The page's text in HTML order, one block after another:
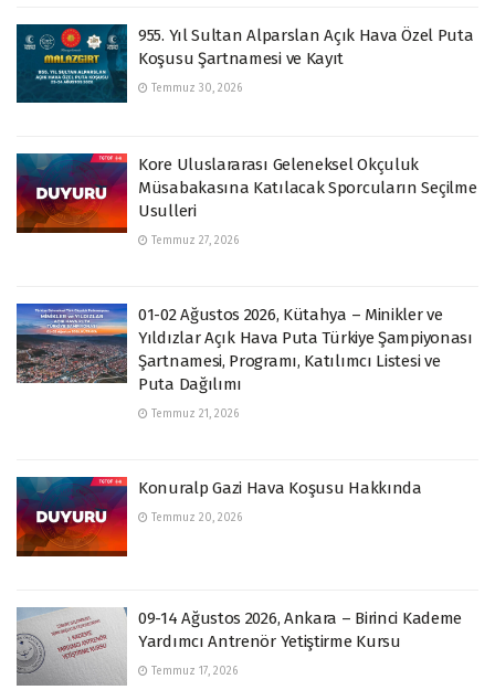
955. Yıl Sultan Alparslan Açık Hava Özel Puta
Koşusu Şartnamesi ve Kayıt
Temmuz 30, 2026
Kore Uluslararası Geleneksel Okçuluk
Müsabakasına Katılacak Sporcuların Seçilme
Usulleri
Temmuz 27, 2026
01-02 Ağustos 2026, Kütahya – Minikler ve
Yıldızlar Açık Hava Puta Türkiye Şampiyonası
Şartnamesi, Programı, Katılımcı Listesi ve
Puta Dağılımı
Temmuz 21, 2026
Konuralp Gazi Hava Koşusu Hakkında
Temmuz 20, 2026
09-14 Ağustos 2026, Ankara – Birinci Kademe
Yardımcı Antrenör Yetiştirme Kursu
Temmuz 17, 2026